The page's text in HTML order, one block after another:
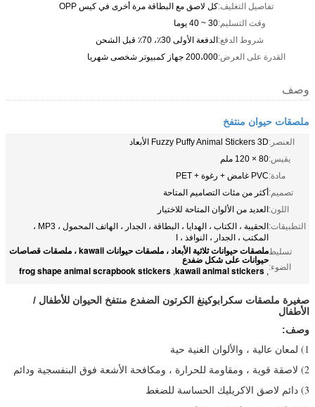
تفاصيل التغليف:كل لاصق مع البطاقة مرة أخرى في كيس OPP
وقت التسليم:30 ~ 40 يوما
شروط الدفع:الدفعة الأولى 30٪، 70٪ قبل الشحن
القدرة على العرض:200،000 جهاز كمبيوتر شخصى شهريا
وصف
ملصقات حيوان منتفخ
العنصر:Fuzzy Puffy Animal Stickers 3D الأبعاد
يقيس:80 × 120 ملم
مادة:PVC غامض + رغوة + PET
تصميم:أكثر من مئات التصاميم المتاحة
اللون:العديد من الألوان المتاحة للاختيار
التطبيقات:
الحقيبة ، الكتاب ، الهدايا ، البطاقة ، الجدار ، الهاتف المحمول ، MP3 ،
المكتب ، الجدار ، النوافذ ، ا
تسليط
الضوء:
ملصقات حيوانات ثلاثية الأبعاد ، ملصقات حيوانات kawaii ، ملصقات قصاصات
حيوانات على شكل ضفدع
,
kawaii animal stickers
,
frog shape animal scrapbook stickers
صغيرة ملصقات سكرابوكينغ الكرتون الضفدع منتفخ الحيوان للأطفال /
الأطفال
وصف:
1) لمعان عالية ، والألوان الغنية حية
2) لاصقة قوية ، ومقاومة للحرارة ، ومكافحة الأشعة فوق البنفسجية ودائم
3) دائم لاصق الاكريليك الحساسة للضغط